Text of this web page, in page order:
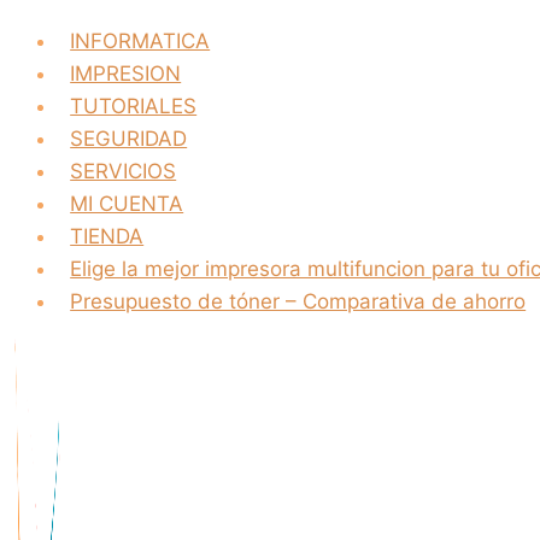
INFORMATICA
IMPRESION
TUTORIALES
SEGURIDAD
SERVICIOS
MI CUENTA
TIENDA
Elige la mejor impresora multifuncion para tu
Presupuesto de tóner – Comparativa de ahorro